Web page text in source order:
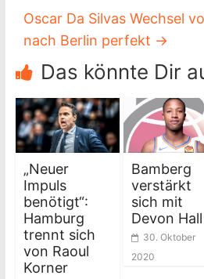
Oscar Da Silvas Wechsel
nach Berlin perfekt →
Das könnte Dir
„Neuer
Impuls
benötigt“:
Hamburg
trennt sich
von Raoul
Korner
Bamberg
verstärkt
sich mit
Devon Hall
30. Oktober
2020